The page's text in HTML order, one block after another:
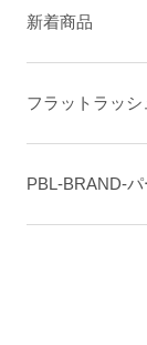
新着商品
フラットラッ
PBL-BRAND-